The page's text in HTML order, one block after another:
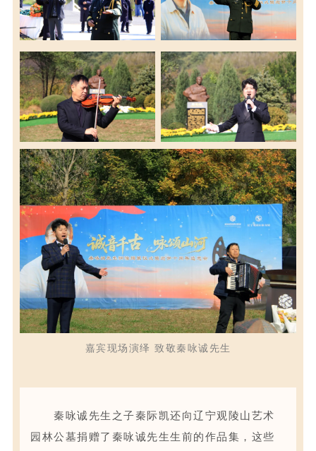
嘉宾现场演绎 致敬秦咏诚先生
秦咏诚先生之子秦际凯还向辽宁观陵山艺术
园林公墓捐赠了秦咏诚先生生前的作品集，这些